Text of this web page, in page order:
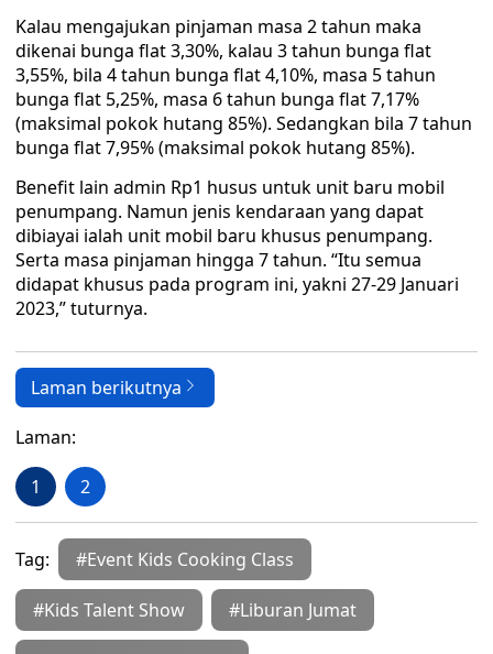
Kalau mengajukan pinjaman masa 2 tahun maka
dikenai bunga flat 3,30%, kalau 3 tahun bunga flat
3,55%, bila 4 tahun bunga flat 4,10%, masa 5 tahun
bunga flat 5,25%, masa 6 tahun bunga flat 7,17%
(maksimal pokok hutang 85%). Sedangkan bila 7 tahun
bunga flat 7,95% (maksimal pokok hutang 85%).
Benefit lain admin Rp1 husus untuk unit baru mobil
penumpang. Namun jenis kendaraan yang dapat
dibiayai ialah unit mobil baru khusus penumpang.
Serta masa pinjaman hingga 7 tahun. “Itu semua
didapat khusus pada program ini, yakni 27-29 Januari
2023,” tuturnya.
Laman berikutnya
Laman:
1 2
Tag: #Event Kids Cooking Class
#Kids Talent Show #Liburan Jumat